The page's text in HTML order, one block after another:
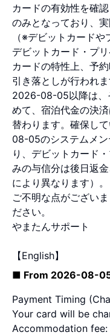
カードの有効性を確
のみとなっており、
（※デビットカードや
デビットカード・プ
カードの特性上、予
引き落としが行われま
2026-08-05以降は、
めて、宿泊代金の決
替わります。確保し
08-05のシステムメ
り、デビットカード
みの与信分は後日返
により異なります）。
ご不明な点がござい
ださい。
やまたんサポート
【English】
■ From 2026-08-
Payment Timing
Your card will be
Accommodation